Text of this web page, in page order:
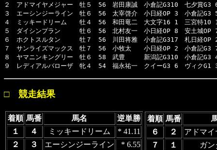
２　アドマイヤメジャー　牡５　56　岩田康誠　小倉記G310　七夕賞G3
３　エーシンジーライン　牡６　56　太宰啓介　小日経OP 3　小倉記G3
４　ミッキードリーム　　牡４　56　和田竜二　大文字16 1　三宮特10
５　ダイシンプラン　　　牡６　56　北村友一　小日経OP 8　安土城OP
６　ホクトスルタン　　　牡７　56　川田将雅　小倉記G317　札日経OP
７　サンライズマックス　牡７　56　小牧太　　小日経OP 2　小倉記G3
８　ヤマニンキングリー　牡６　58　武豊　　　新潟記G310　小倉記G3
９　レディアルバローザ　牝４　54　福永祐一　クイーG3 6　ヴィクG1
□ 競走結果
着順 馬番 馬名
逆単勝
１
４ ミッキードリーム
* 41.11
２
３ エーシンジーライン
* 6.55
着順 馬番
６
２
アドマ
７
１
ガ